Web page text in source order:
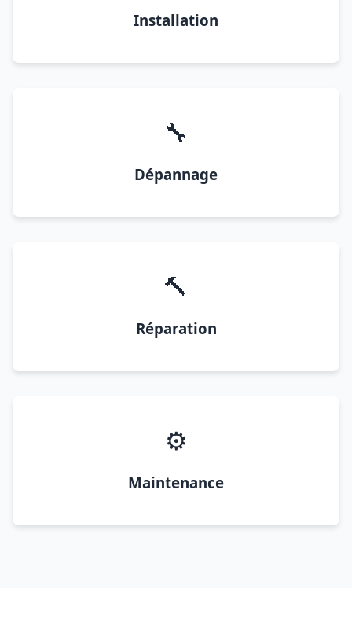
Installation
🔧
Dépannage
🔨
Réparation
⚙️
Maintenance